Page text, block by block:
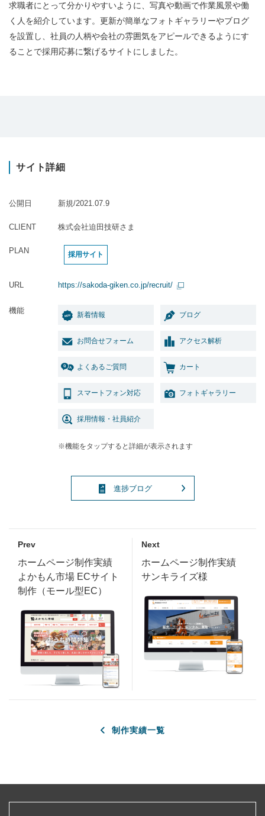
求職者にとって分かりやすいように、写真や動画で作業風景や働
く人を紹介しています。更新が簡単なフォトギャラリーやブログ
を設置し、社員の人柄や会社の雰囲気をアピールできるようにす
ることで採用応募に繋げるサイトにしました。
サイト詳細
公開日 新規/2021.07.9
CLIENT 株式会社迫田技研さま
PLAN 採用サイト
URL https://sakoda-giken.co.jp/recruit/
機能 新着情報 ブログ
お問合せフォーム アクセス解析
よくあるご質問 カート
スマートフォン対応 フォトギャラリー
採用情報・社員紹介
※機能をタップすると詳細が表示されます
進捗ブログ
Prev
ホームページ制作実績
よかもん市場 ECサイト
制作（モール型EC）
Next
ホームページ制作実績
サンキライズ様
制作実績一覧